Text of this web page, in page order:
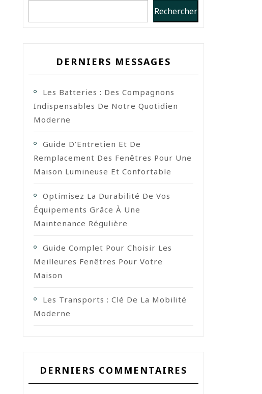
Rechercher
DERNIERS MESSAGES
Les Batteries : Des Compagnons
Indispensables De Notre Quotidien
Moderne
Guide D’Entretien Et De
Remplacement Des Fenêtres Pour Une
Maison Lumineuse Et Confortable
Optimisez La Durabilité De Vos
Équipements Grâce À Une
Maintenance Régulière
Guide Complet Pour Choisir Les
Meilleures Fenêtres Pour Votre
Maison
Les Transports : Clé De La Mobilité
Moderne
DERNIERS COMMENTAIRES